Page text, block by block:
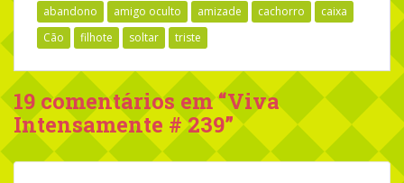
abandono amigo oculto amizade cachorro
caixa
Cão
filhote soltar triste
19 comentários em “Viva
Intensamente # 239”